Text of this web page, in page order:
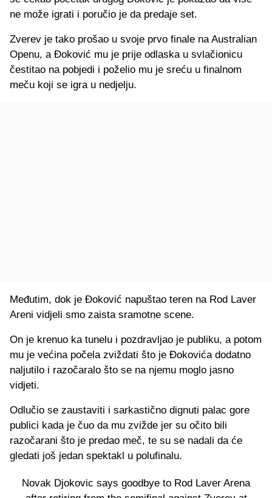
ne može igrati i poručio je da predaje set.
Zverev je tako prošao u svoje prvo finale na Australian
Openu, a Đoković mu je prije odlaska u svlačionicu
čestitao na pobjedi i poželio mu je sreću u finalnom
meču koji se igra u nedjelju.
Međutim, dok je Đoković napuštao teren na Rod Laver
Areni vidjeli smo zaista sramotne scene.
On je krenuo ka tunelu i pozdravljao je publiku, a potom
mu je većina počela zviždati što je Đokovića dodatno
naljutilo i razočaralo što se na njemu moglo jasno
vidjeti.
Odlučio se zaustaviti i sarkastično dignuti palac gore
publici kada je čuo da mu zvižde jer su očito bili
razočarani što je predao meč, te su se nadali da će
gledati još jedan spektakl u polufinalu.
Novak Djokovic says goodbye to Rod Laver Arena